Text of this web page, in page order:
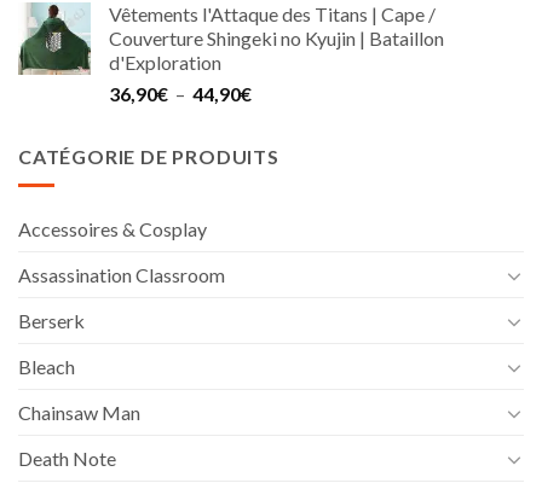
prix :
22,90€
40,90€
Vêtements l'Attaque des Titans | Cape /
Couverture Shingeki no Kyujin | Bataillon
d'Exploration
36,90€ – 44,90€Plage
36,90€
CATÉGORIE DE PRODUITS
Accessoires & Cosplay
Assassination Classroom
Berserk
Bleach
Chainsaw Man
Death Note